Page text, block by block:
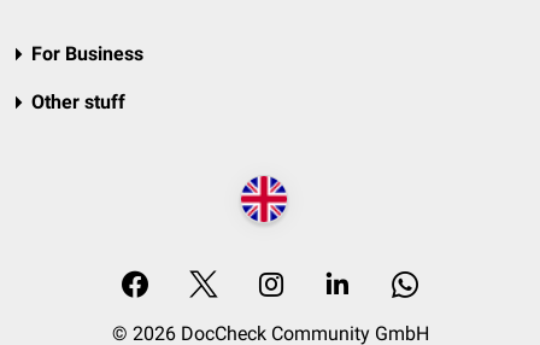
For Business
Other stuff
© 2026 DocCheck Community GmbH